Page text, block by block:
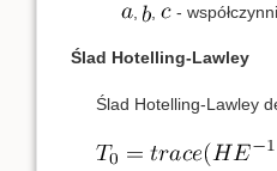
, , -
Ślad Hotelling-Lawley
Ślad Hotelling-Lawley